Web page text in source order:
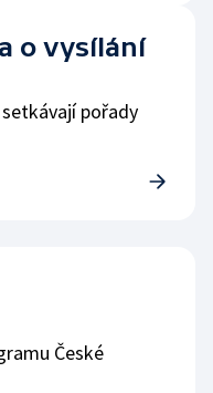
o vysílání
pořady
České